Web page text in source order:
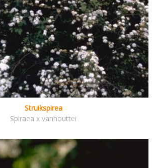
Struikspirea
Spiraea x vanhouttei